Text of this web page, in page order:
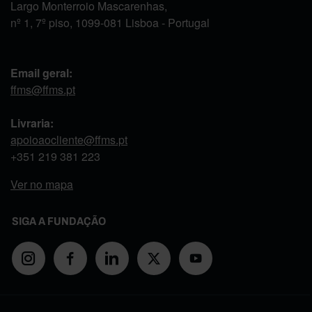
Largo Monterroio Mascarenhas,
nº 1, 7º piso, 1099-081 Lisboa - Portugal
Email geral:
ffms@ffms.pt
Livraria:
apoioaocliente@ffms.pt
+351 219 381 223
Ver no mapa
SIGA A FUNDAÇÃO